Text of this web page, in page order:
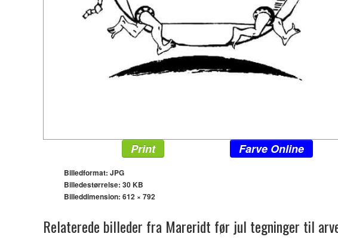
Print Farve Online
Billedformat: JPG
Billedestørrelse: 30 KB
Billeddimension: 612 × 792
Relaterede billeder fra Mareridt før jul tegninger til